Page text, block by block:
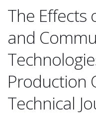
The Effects
and
Production
Technical